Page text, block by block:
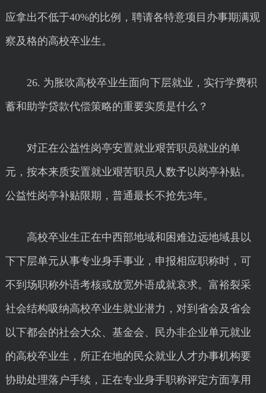
应拿出不低于40%的比例，聘请各特意项目办事期满观
察及格的高校卒业生。
26. 为胀吹高校卒业生面向下层就业，实行学费积
蓄和助学贷款代偿策略的重要实质是什么？
对正在公益性岗亭安置就业艰苦职员就业的单
元，按本来质安置就业艰苦职员人数予以岗亭补贴。
公益性岗亭补贴限期，普通最长不抢先3年。
高校卒业生正在中西部地域和困难边远地域县以
下下层单元从事专业身手事业，申报相应职称时，可
不到场职称外语考核或放宽外语成就哀求。富裕裂采
社会结构吸纳高校卒业生就业潜力，对到省会及省会
以下都会的社会大众、基金会、民办非企业单元就业
的高校卒业生，所正在地的民众就业人才办事机构要
协助处理落户手续，正在专业身手职称评定方面享用